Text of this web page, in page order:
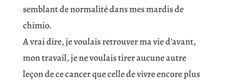
semblant de normalité dans mes mardis de
chimio.
A vrai dire, je voulais retrouver ma vie d’avant,
mon travail, je ne voulais tirer aucune autre
leçon de ce cancer que celle de vivre encore plus